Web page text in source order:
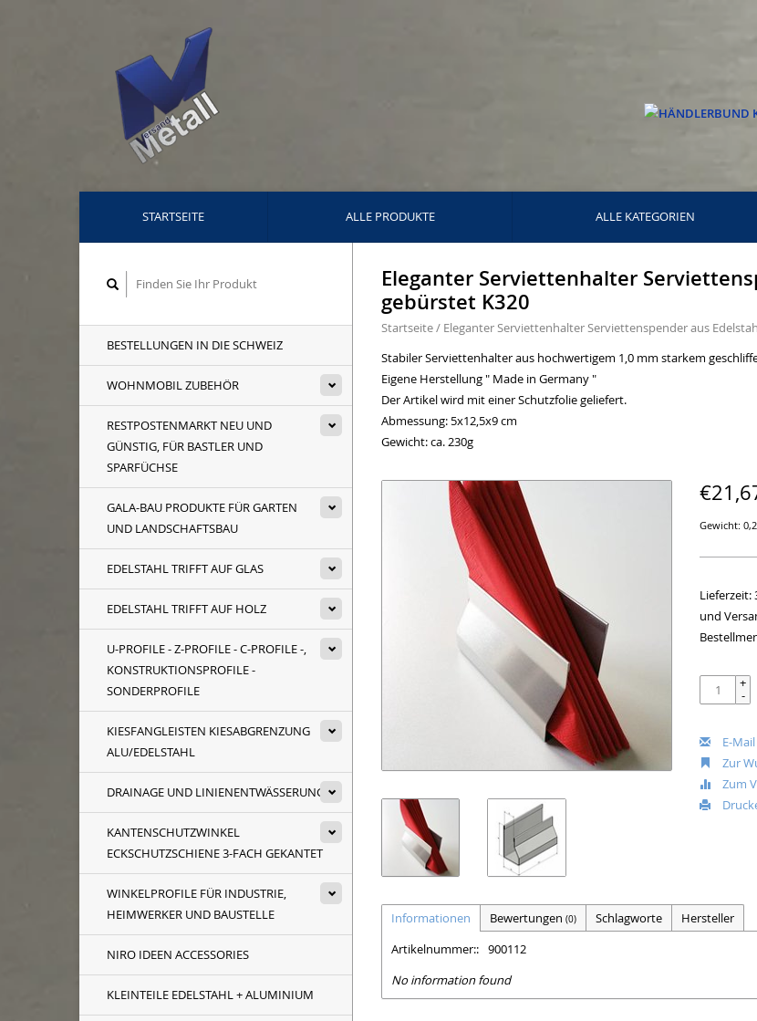
STARTSEITE ALLE PRODUKTE ALLE KATEGORIEN
BESTELLUNGEN IN DIE SCHWEIZ
WOHNMOBIL ZUBEHÖR
RESTPOSTENMARKT NEU UND
GÜNSTIG, FÜR BASTLER UND
SPARFÜCHSE
GALA-BAU PRODUKTE FÜR GARTEN
UND LANDSCHAFTSBAU
EDELSTAHL TRIFFT AUF GLAS
EDELSTAHL TRIFFT AUF HOLZ
U-PROFILE - Z-PROFILE - C-PROFILE -,
KONSTRUKTIONSPROFILE -
SONDERPROFILE
KIESFANGLEISTEN KIESABGRENZUNG
ALU/EDELSTAHL
DRAINAGE UND LINIENENTWÄSSERUNG
KANTENSCHUTZWINKEL
ECKSCHUTZSCHIENE 3-FACH GEKANTET
WINKELPROFILE FÜR INDUSTRIE,
HEIMWERKER UND BAUSTELLE
NIRO IDEEN ACCESSORIES
KLEINTEILE EDELSTAHL + ALUMINIUM
Eleganter Serviettenhalter
gebürstet K320
Startseite/ Eleganter Serviettenhalter Serviettenspender aus
Stabiler Serviettenhalter aus hochwertigem 1,0 mm starkem
Eigene Herstellung " Made in Germany "
Der Artikel wird mit einer Schutzfolie geliefert.
Abmessung: 5x12,5x9 cm
Gewicht: ca. 230g
Gewicht:
Lieferzeit:
und
+
-
E-
Zur
Zum
Informationen Bewertungen (0) Schlagworte
Hersteller
Artikelnummer:: 900112
No information found